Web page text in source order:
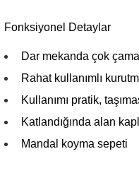
Fonksiyonel Detaylar
Dar mekanda çok
Rahat kullanımlı
Kullanımı pratik,
Katlandığında alan
Mandal koyma sepeti